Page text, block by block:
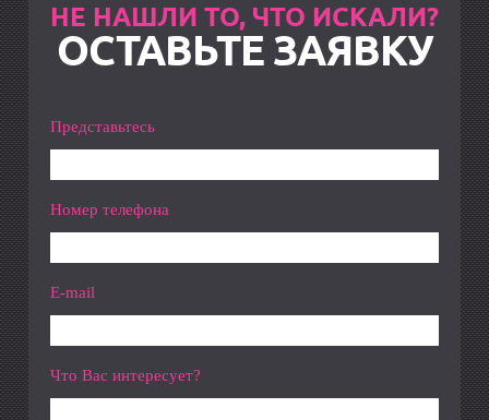
НЕ НАШЛИ ТО, ЧТО ИСКАЛИ?
ОСТАВЬТЕ ЗАЯВКУ
Представьтесь
Номер телефона
E-mail
Что Вас интересует?